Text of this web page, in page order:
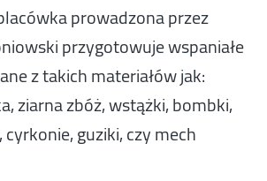
prowadzona przez
przygotowuje wspaniałe
z takich materiałów jak:
ziarna zbóż, wstążki, bombki,
guziki, czy mech